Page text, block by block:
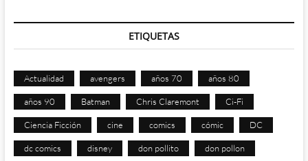
ETIQUETAS
Actualidad avengers años 70 años 80
años 90 Batman Chris Claremont Ci-Fi
Ciencia Ficción cine comics cómic DC
dc comics disney don pollito don pollon